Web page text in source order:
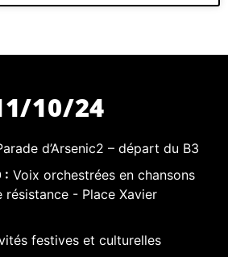
10/24
d’Arsenic2 – départ du B3
: Voix orchestrées en chansons
- Place Xavier
festives et culturelles